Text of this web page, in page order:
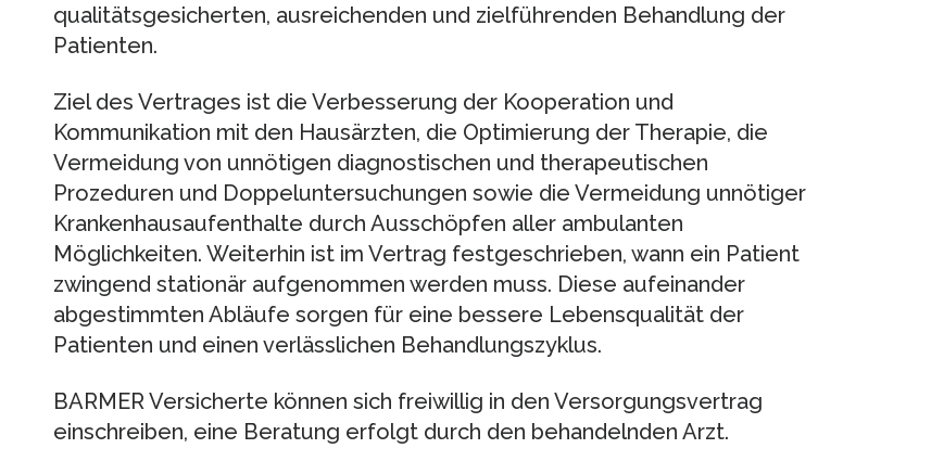
qualitätsgesicherten, ausreichenden und zielführenden Behandlung der
Patienten.
Ziel des Vertrages ist die Verbesserung der Kooperation und
Kommunikation mit den Hausärzten, die Optimierung der Therapie, die
Vermeidung von unnötigen diagnostischen und therapeutischen
Prozeduren und Doppeluntersuchungen sowie die Vermeidung unnötiger
Krankenhausaufenthalte durch Ausschöpfen aller ambulanten
Möglichkeiten. Weiterhin ist im Vertrag festgeschrieben, wann ein Patient
zwingend stationär aufgenommen werden muss. Diese aufeinander
abgestimmten Abläufe sorgen für eine bessere Lebensqualität der
Patienten und einen verlässlichen Behandlungszyklus.
BARMER Versicherte können sich freiwillig in den Versorgungsvertrag
einschreiben, eine Beratung erfolgt durch den behandelnden Arzt.